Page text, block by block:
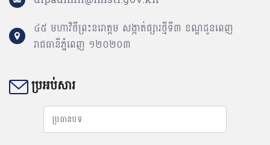
ព្រឹត្តិការណ៍បន្តបន្ទាប់
កិច្ចប្រជុំកម្រិតខ្ពស់​លើទី២ស្តីពីកិច្ចសហប្រតិប...
កិច្ចប្រជុំកម្រិតខ្ពស់​លើទី២ស្តីពីកិច្ចសហប្រតិបត្តិការកម្មសិទ្ធបញ្ញាទ្វេភាគីរវាងក្រសួងឧស្សាហកម្ម
វិទ្យាសាស្ត្រ បច្ចេកវិទ្យា និងនវានុវត្តន៍ (MISTI)និងអង្គភាពកម្មសិទ្ធិ​បញ្ញារដ្ឋនៃសាធារណរដ្ឋប្រជា
មានិតចិន (CNIPA)......
៤៥ មហាវិថីព្រះនរោត្តម សង្កាត់ផ្សារថ្មីទី៣ ខណ្ឌដូនពេញ
រាជធានីភ្នំពេញ ១២០២០៣
ប្រអប់សារ